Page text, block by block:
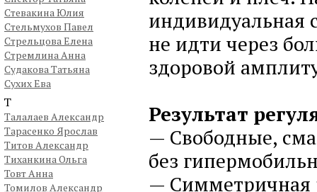
Стевакина Юлия
Стельмухов Павел
Стрельцова Елена
Стремлина Анна
Судакова Татьяна
Сухих Ева
Т
Талалаев Александр
Тарасенко Ярослав
Титов Александр
Тиханкина Ольга
Товт Анна
Томилов Александр
индивидуальная
не идти через
здоровой
Результат
— Свободные,
без
— Симметричная